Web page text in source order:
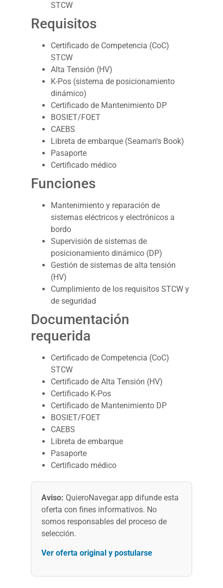
STCW
Requisitos
Certificado de Competencia (CoC)
STCW
Alta Tensión (HV)
K-Pos (sistema de posicionamiento
dinámico)
Certificado de Mantenimiento DP
BOSIET/FOET
CAEBS
Libreta de embarque (Seaman's Book)
Pasaporte
Certificado médico
Funciones
Mantenimiento y reparación de
sistemas eléctricos y electrónicos a
bordo
Supervisión de sistemas de
posicionamiento dinámico (DP)
Gestión de sistemas de alta tensión
(HV)
Cumplimiento de los requisitos STCW y
de seguridad
Documentación
requerida
Certificado de Competencia (CoC)
STCW
Certificado de Alta Tensión (HV)
Certificado K-Pos
Certificado de Mantenimiento DP
BOSIET/FOET
CAEBS
Libreta de embarque
Pasaporte
Certificado médico
Aviso: QuieroNavegar.app difunde esta
oferta con fines informativos. No
somos responsables del proceso de
selección.
Ver oferta original y postularse